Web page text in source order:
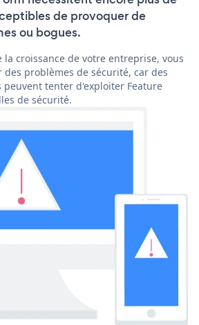
de provoquer de
ou bogues.
croissance de votre entreprise, vous
problèmes de sécurité, car des
tenter d'exploiter Feature
de sécurité.